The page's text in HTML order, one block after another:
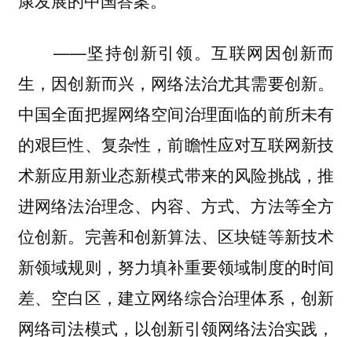
——坚持创新引领。互联网因创新而
生，因创新而兴，网络法治尤其需要创新。
中国全面把握网络空间治理面临的前所未有
的艰巨性、复杂性，前瞻性应对互联网新技
术新应用新业态新模式带来的风险挑战，推
进网络法治理念、内容、方式、方法等全方
位创新。完善和创新算法、区块链等新技术
新领域规则，努力填补重要领域制度的时间
差、空白区，建立网络综合治理体系，创新
网络司法模式，以创新引领网络法治实践，